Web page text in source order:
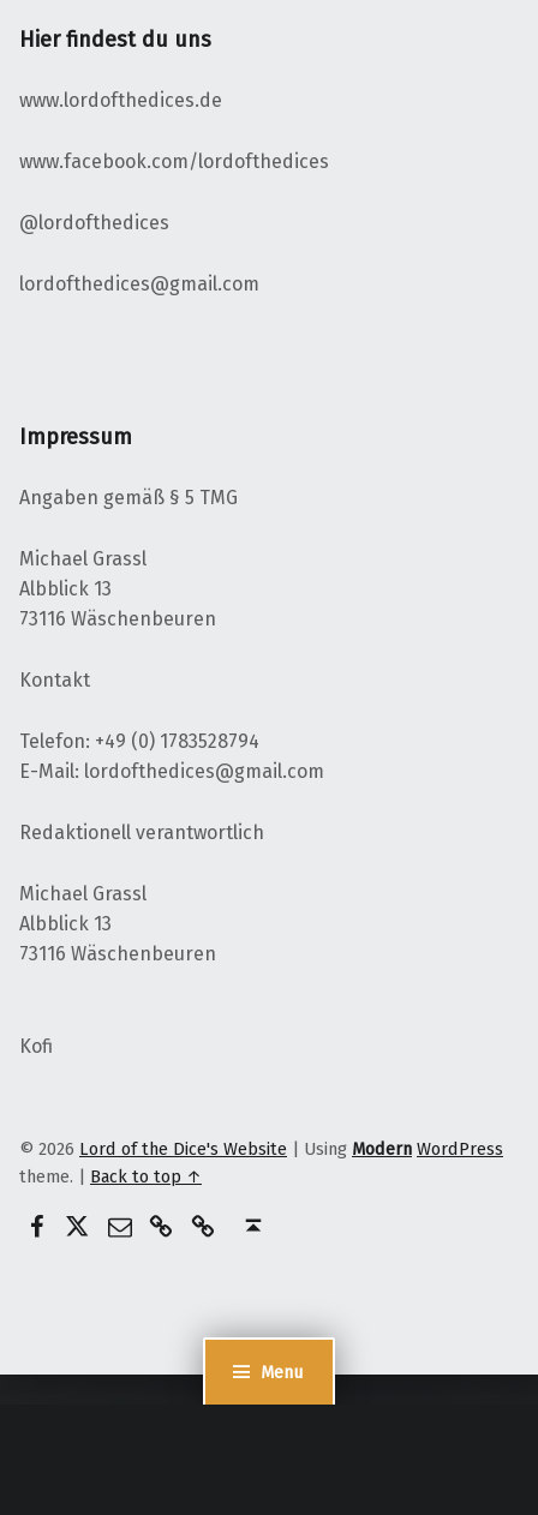
Menu
Hier findest du uns
www.lordofthedices.de
www.facebook.com/lordofthedices
@lordofthedices
lordofthedices@gmail.com
Impressum
Angaben gemäß § 5 TMG
Michael Grassl
Albblick 13
73116 Wäschenbeuren
Kontakt
Telefon: +49 (0) 1783528794
E-Mail: lordofthedices@gmail.com
Redaktionell verantwortlich
Michael Grassl
Albblick 13
73116 Wäschenbeuren
Kofi
© 2026 Lord of the Dice's Website | Using Modern WordPress
theme. | Back to top ↑
Lord of the dices